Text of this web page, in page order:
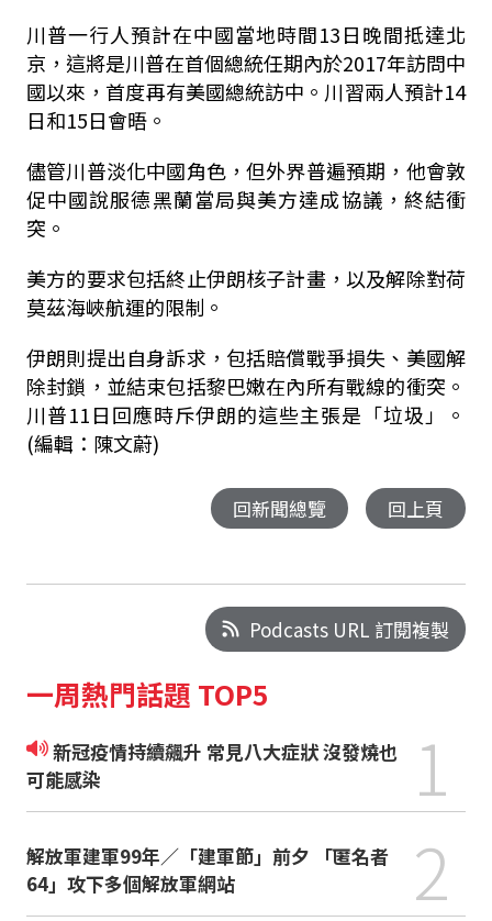
川普一行人預計在中國當地時間13日晚間抵達北
京，這將是川普在首個總統任期內於2017年訪問中
國以來，首度再有美國總統訪中。川習兩人預計14
日和15日會晤。
儘管川普淡化中國角色，但外界普遍預期，他會敦
促中國說服德黑蘭當局與美方達成協議，終結衝
突。
美方的要求包括終止伊朗核子計畫，以及解除對荷
莫茲海峽航運的限制。
伊朗則提出自身訴求，包括賠償戰爭損失、美國解
除封鎖，並結束包括黎巴嫩在內所有戰線的衝突。
川普11日回應時斥伊朗的這些主張是「垃圾」。
(編輯：陳文蔚)
回新聞總覽 回上頁
Podcasts URL 訂閱複製
一周熱門話題 TOP5
新冠疫情持續飆升 常見八大症狀 沒發燒也
可能感染
1
解放軍建軍99年／「建軍節」前夕 「匿名者
64」攻下多個解放軍網站
2